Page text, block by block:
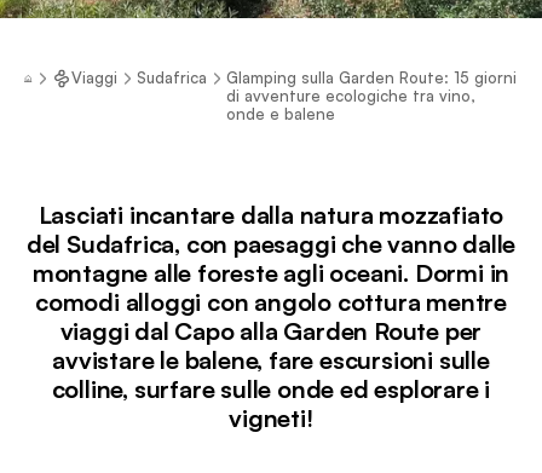
Viaggi Sudafrica
Glamping sulla Garden Route: 15 giorni
di avventure ecologiche tra vino,
onde e balene
Lasciati incantare dalla natura mozzafiato
del Sudafrica, con paesaggi che vanno dalle
montagne alle foreste agli oceani. Dormi in
comodi alloggi con angolo cottura mentre
viaggi dal Capo alla Garden Route per
avvistare le balene, fare escursioni sulle
colline, surfare sulle onde ed esplorare i
vigneti!